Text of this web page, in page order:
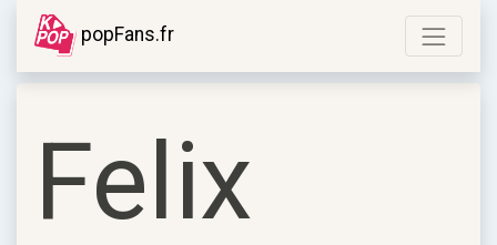
popFans.fr
Felix